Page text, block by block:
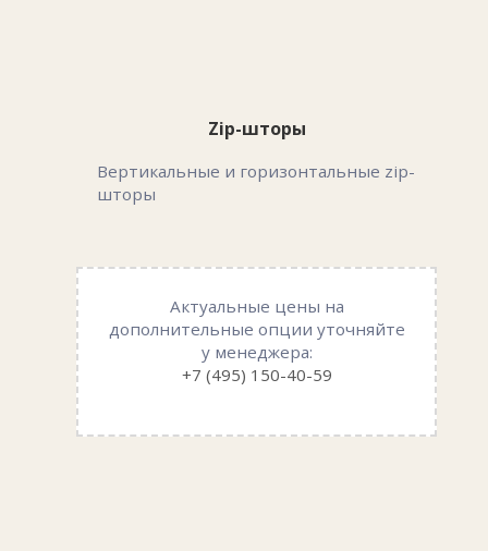
Zip-шторы
Вертикальные и горизонтальные zip-
шторы
Актуальные цены на
дополнительные опции уточняйте
у менеджера:
+7 (495) 150-40-59